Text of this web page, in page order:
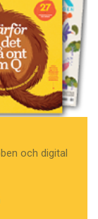
och digital